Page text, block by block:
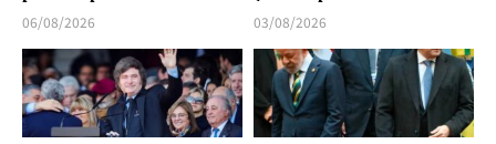
06/08/2026 03/08/2026